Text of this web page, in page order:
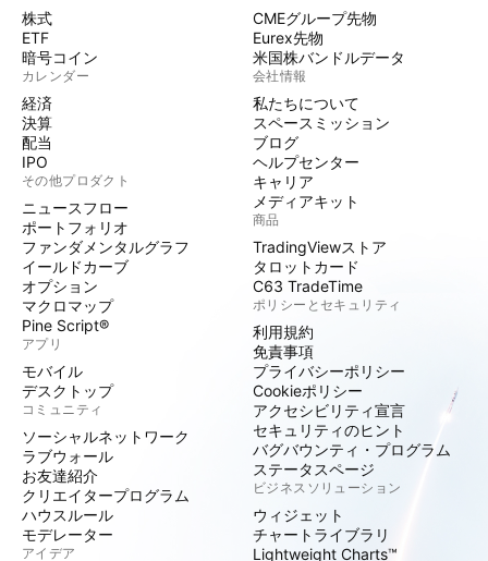
株式
ETF
暗号コイン
カレンダー
経済
決算
配当
IPO
その他プロダクト
ニュースフロー
ポートフォリオ
ファンダメンタルグラフ
イールドカーブ
オプション
マクロマップ
Pine Script®
アプリ
モバイル
デスクトップ
コミュニティ
ソーシャルネットワーク
ラブウォール
お友達紹介
クリエイタープログラム
ハウスルール
モデレーター
アイデア
CMEグループ先物
Eurex先物
米国株バンドルデータ
会社情報
私たちについて
スペースミッション
ブログ
ヘルプセンター
キャリア
メディアキット
商品
TradingViewストア
タロットカード
C63 TradeTime
ポリシーとセキュリティ
利用規約
免責事項
プライバシーポリシー
Cookieポリシー
アクセシビリティ宣言
セキュリティのヒント
バグバウンティ・プログラム
ステータスページ
ビジネスソリューション
ウィジェット
チャートライブラリ
Lightweight Charts™